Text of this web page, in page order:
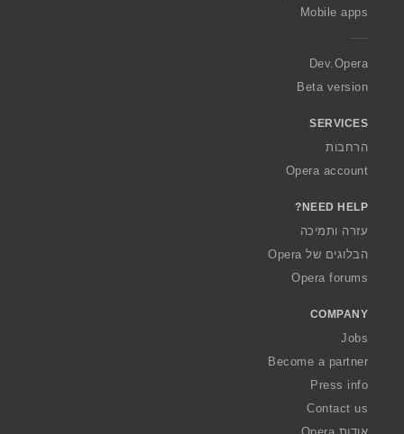
a
Mobile apps
Dev.Opera
Beta version
SERVICES
הרחבות
Opera account
NEED HELP?
עזרה ותמיכה
הבלוגים של Opera
Opera forums
COMPANY
Jobs
Become a partner
Press info
Contact us